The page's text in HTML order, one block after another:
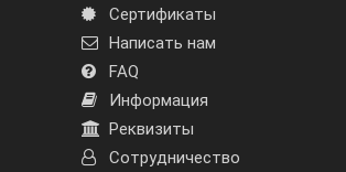
Сертификаты
Написать нам
FAQ
Информация
Реквизиты
Сотрудничество